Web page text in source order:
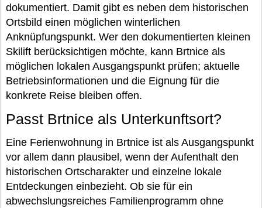
dokumentiert. Damit gibt es neben dem historischen
Ortsbild einen möglichen winterlichen
Anknüpfungspunkt. Wer den dokumentierten kleinen
Skilift berücksichtigen möchte, kann Brtnice als
möglichen lokalen Ausgangspunkt prüfen; aktuelle
Betriebsinformationen und die Eignung für die
konkrete Reise bleiben offen.
Passt Brtnice als Unterkunftsort?
Eine Ferienwohnung in Brtnice ist als Ausgangspunkt
vor allem dann plausibel, wenn der Aufenthalt den
historischen Ortscharakter und einzelne lokale
Entdeckungen einbezieht. Ob sie für ein
abwechslungsreiches Familienprogramm ohne